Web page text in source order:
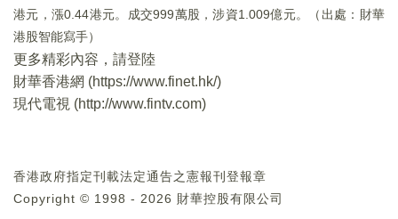
港元，漲0.44港元。成交999萬股，涉資1.009億元。（出處：財華
港股智能寫手）
更多精彩內容，請登陸
財華香港網 (https://www.finet.hk/)
現代電視 (http://www.fintv.com)
香港政府指定刊載法定通告之憲報刊登報章
Copyright © 1998 - 2026 財華控股有限公司